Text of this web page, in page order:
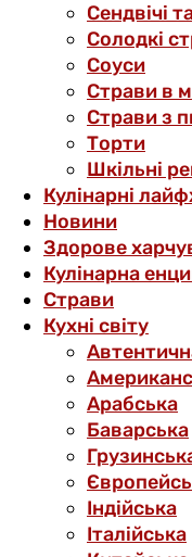
Сендвічі
Солодкі
Соуси
Страви в
Страви з
Торти
Шкільні
Кулінарні
Новини
Здорове
Кулінарна
Страви
Кухні світу
Арабська
Баварська
Індійська
Італійська